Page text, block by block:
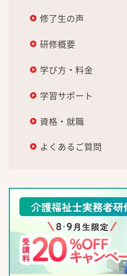
修了生の声
研修概要
学び方・料金
学習サポート
資格・就職
よくあるご質問